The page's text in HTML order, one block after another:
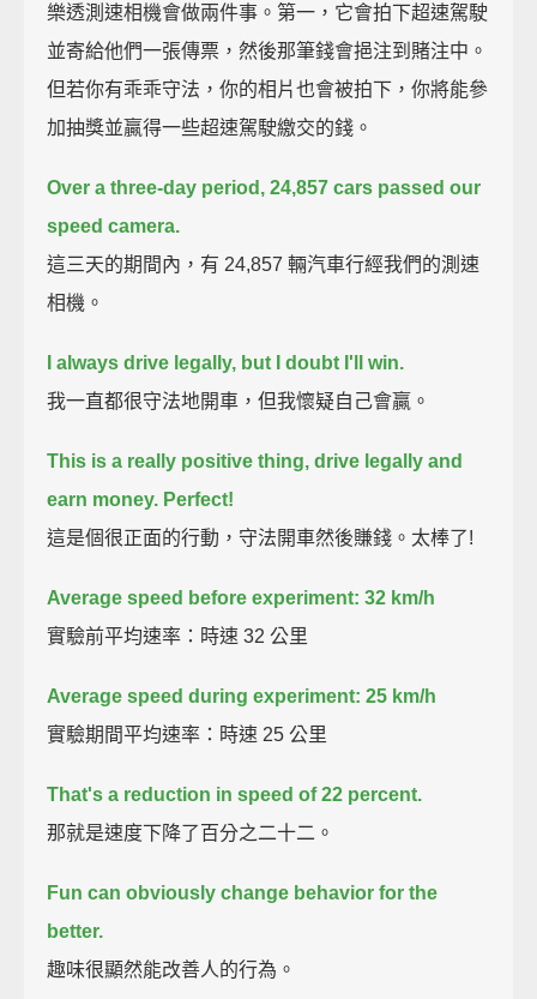
樂透測速相機會做兩件事。第一，它會拍下超速駕駛
並寄給他們一張傳票，然後那筆錢會挹注到賭注中。
但若你有乖乖守法，你的相片也會被拍下，你將能參
加抽獎並贏得一些超速駕駛繳交的錢。
Over a three-day period, 24,857 cars passed our
speed camera.
這三天的期間內，有 24,857 輛汽車行經我們的測速
相機。
I always drive legally, but I doubt I'll win.
我一直都很守法地開車，但我懷疑自己會贏。
This is a really positive thing, drive legally and
earn money. Perfect!
這是個很正面的行動，守法開車然後賺錢。太棒了!
Average speed before experiment: 32 km/h
實驗前平均速率：時速 32 公里
Average speed during experiment: 25 km/h
實驗期間平均速率：時速 25 公里
That's a reduction in speed of 22 percent.
那就是速度下降了百分之二十二。
Fun can obviously change behavior for the
better.
趣味很顯然能改善人的行為。